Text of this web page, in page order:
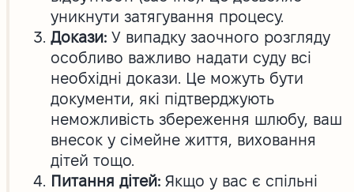
уникнути затягування процесу.
Докази: У випадку заочного розгляду
особливо важливо надати суду всі
необхідні докази. Це можуть бути
документи, які підтверджують
неможливість збереження шлюбу, ваш
внесок у сімейне життя, виховання
дітей тощо.
Питання дітей:Якщо у вас є спільні